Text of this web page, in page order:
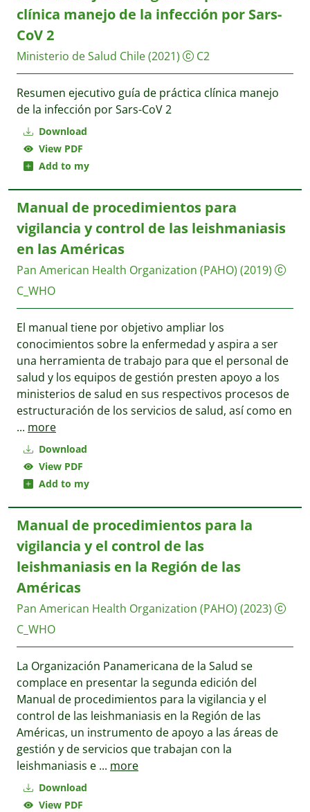
Download
View PDF
Add to my
clínica manejo de la infección por Sars-
CoV 2
Ministerio de Salud Chile(2021) C2
Resumen ejecutivo guía de práctica clínica manejo
de la infección por Sars-CoV 2
Download
View PDF
Add to my
Manual de procedimientos para
vigilancia y control de las leishmaniasis
en las Américas
Pan American Health Organization (PAHO) (2019)
C_WHO
El manual tiene por objetivo ampliar los
conocimientos sobre la enfermedad y aspira a ser
una herramienta de trabajo para que el personal de
salud y los equipos de gestión presten apoyo a los
ministerios de salud en sus respectivos procesos de
estructuración de los servicios de salud, así como en
... more
Download
View PDF
Manual de procedimientos para la
vigilancia y el control de las
leishmaniasis en la Región de las
Américas
Pan American Health Organization (PAHO) (2023)
C_WHO
La Organización Panamericana de la Salud se
complace en presentar la segunda edición del
Manual de procedimientos para la vigilancia y el
control de las leishmaniasis en la Región de las
Américas, un instrumento de apoyo a las áreas de
gestión y de servicios que trabajan con la
leishmaniasis e ... more